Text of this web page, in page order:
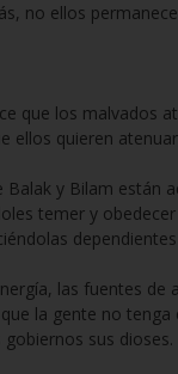
no ellos
que los malvados
ellos quieren
Balak y Bilam están
temer y
las fuentes
la gente no
sus dioses.